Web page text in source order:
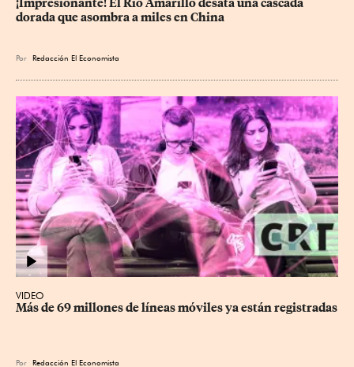
¡Impresionante! El Río Amarillo desata una cascada
dorada que asombra a miles en China
Por Redacción El Economista
VIDEO
Más de 69 millones de líneas móviles ya están registradas
Por Redacción El Economista